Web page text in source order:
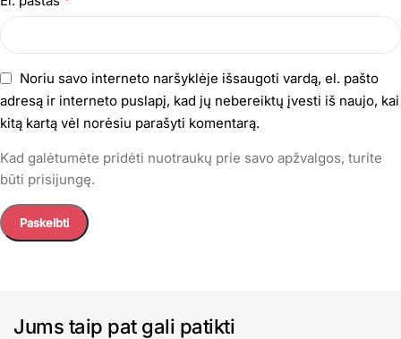
Noriu savo interneto naršyklėje išsaugoti vardą, el. pašto
adresą ir interneto puslapį, kad jų nebereiktų įvesti iš naujo, kai
kitą kartą vėl norėsiu parašyti komentarą.
Kad galėtumėte pridėti nuotraukų prie savo apžvalgos, turite
būti prisijungę.
Jums taip pat gali patikti